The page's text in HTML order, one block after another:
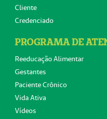
Cliente
Credenciado
PROGRAMA DE
Reeducação Alimentar
Gestantes
Paciente Crônico
Vida Ativa
Vídeos